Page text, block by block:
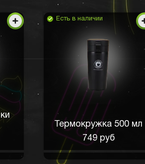
Есть в наличии
Термокружка 500 мл
749 руб